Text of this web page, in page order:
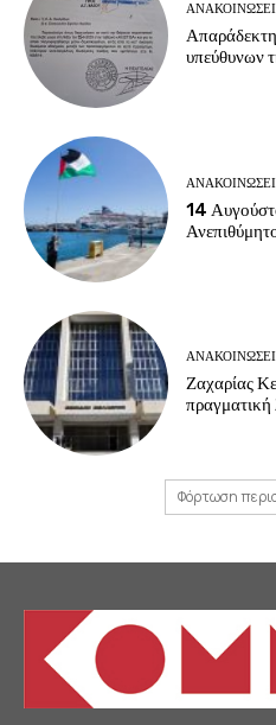
υπεύθυνων
14
Ζαχαρίας
πραγματική
Φόρτωση